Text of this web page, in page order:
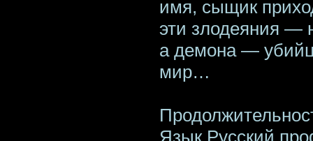
имя, сыщик
эти злодеяния —
а демона —
мир…
Язык Русский